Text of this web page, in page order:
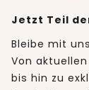
Jetzt Teil
Bleibe mit
Von
bis hin zu